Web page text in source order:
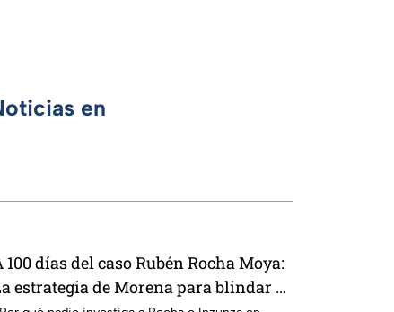
en
100 días del caso Rubén Rocha Moya:
estrategia de Morena para blindar al